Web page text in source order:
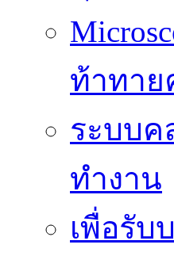
ท้าทาย
ระบบค
ทำงาน
เพื่อรับ